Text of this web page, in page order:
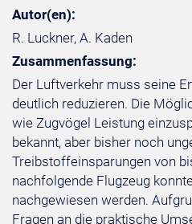
Autor(en):
R. Luckner, A. Kaden
Zusammenfassung:
Der Luftverkehr muss seine
deutlich reduzieren. Die
wie Zugvögel Leistung
bekannt, aber bisher noch
Treibstoffeinsparungen von
nachfolgende Flugzeug
nachgewiesen werden.
Fragen an die praktische